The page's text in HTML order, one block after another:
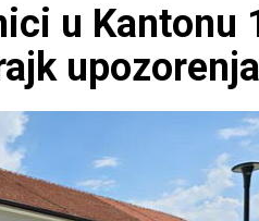
u Kantonu
upozorenja